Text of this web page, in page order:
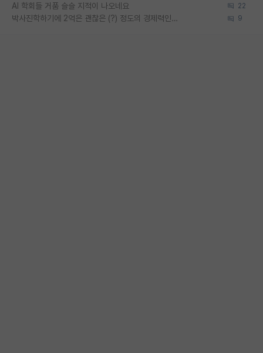
AI 학회들 거품 슬슬 지적이 나오네요 22
박사진학하기에 2억은 괜찮은 (?) 정도의 경제력인가요 9